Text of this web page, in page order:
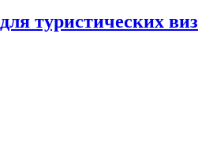
туристических виз